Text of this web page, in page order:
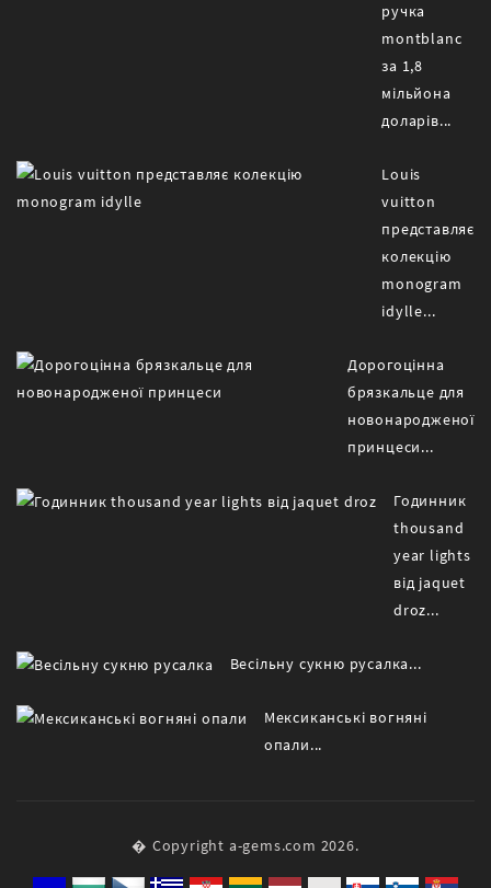
ручка
montblanc
за 1,8
мільйона
доларів...
Louis
vuitton
представляє
колекцію
monogram
idylle...
Дорогоцінна
брязкальце для
новонародженої
принцеси...
Годинник
thousand
year lights
від jaquet
droz...
Весільну сукню русалка...
Мексиканські вогняні
опали...
� Copyright a-gems.com 2026.